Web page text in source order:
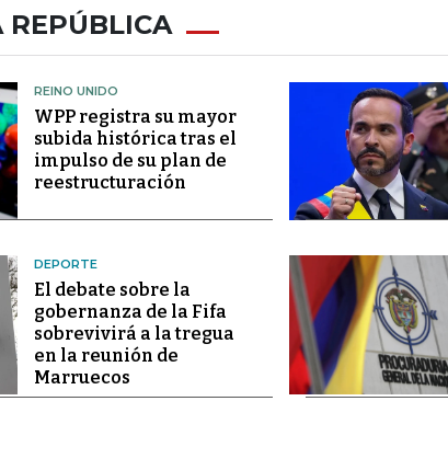
REPÚBLICA
REINO UNIDO
WPP registra su mayor
subida histórica tras el
impulso de su plan de
reestructuración
DEPORTE
El debate sobre la
gobernanza de la Fifa
sobrevivirá a la tregua
en la reunión de
Marruecos